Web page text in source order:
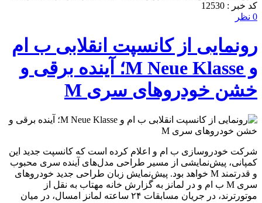
کد خبر : 12530
0 نظر
رونمایی از کانسپت انقلابی ب ام
و M Neue Klasse؛ آینده برقی و
خشن خودروهای سری M
شرکت خودروسازی ب ام و اعلام کرده است که کانسپت جدید این
کمپانی، پیش‌نمایشی از مسیر طراحی مدل‌های آینده سری محبوب
و قدرتمند M خواهد بود. پیش‌نمایش زبان طراحی جدید خودروهای
سری M ب ام و در لمانز به گزارش خانه مهتاب به نقل از
موتورترند، در جریان مسابقات ۲۴ ساعته لمانز امسال، در میان